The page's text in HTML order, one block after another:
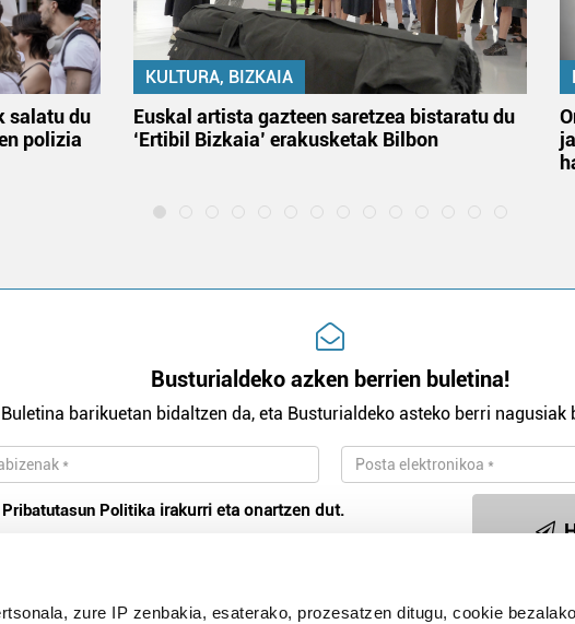
zure IP zenbakia, esaterako, prozesatzen ditugu, cookie
salatu du
polizia
KULTURA, BIZKAIA
Euskal artista gazteen saretzea bistaratu du
‘Ertibil Bizkaia’ erakusketak Bilbon
Busturialdeko azken berrien buletina!
Buletina barikuetan bidaltzen da, eta Busturialdeko asteko berri nagusiak
Pribatutasun Politika irakurri eta onartzen dut.